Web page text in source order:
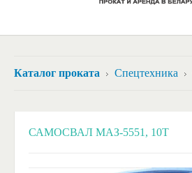
Каталог проката Спецтехника
САМОСВАЛ МАЗ-5551, 10Т